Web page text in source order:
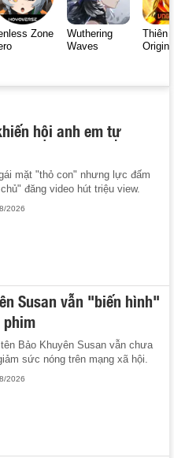
Zone
Wuthering
Waves
Thiên
Origin
hội anh em tự
mặt "thỏ con" nhưng lực đấm
đăng video hút triệu view.
2026
Susan vẫn "biến hình"
Bảo Khuyên Susan vẫn chưa
sức nóng trên mạng xã hội.
2026